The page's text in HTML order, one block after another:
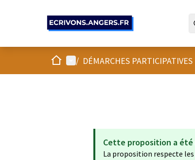
AccueilMenu principal
/ DÉMARCHES PARTICIPATIVES
Cette proposition a été
La proposition respecte